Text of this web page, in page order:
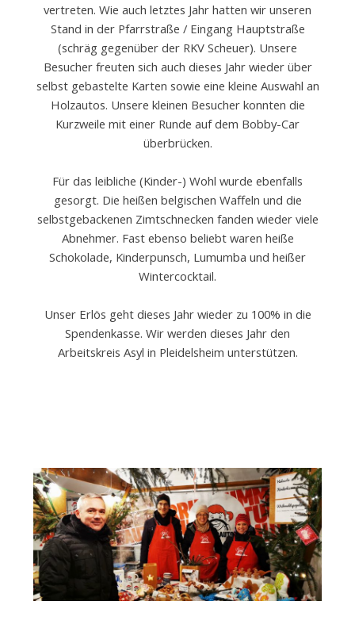
vertreten. Wie auch letztes Jahr hatten wir unseren
Stand in der Pfarrstraße / Eingang Hauptstraße
(schräg gegenüber der RKV Scheuer). Unsere
Besucher freuten sich auch dieses Jahr wieder über
selbst gebastelte Karten sowie eine kleine Auswahl an
Holzautos. Unsere kleinen Besucher konnten die
Kurzweile mit einer Runde auf dem Bobby-Car
überbrücken.
Für das leibliche (Kinder-) Wohl wurde ebenfalls
gesorgt. Die heißen belgischen Waffeln und die
selbstgebackenen Zimtschnecken fanden wieder viele
Abnehmer. Fast ebenso beliebt waren heiße
Schokolade, Kinderpunsch, Lumumba und heißer
Wintercocktail.
Unser Erlös geht dieses Jahr wieder zu 100% in die
Spendenkasse. Wir werden dieses Jahr den
Arbeitskreis Asyl in Pleidelsheim unterstützen.